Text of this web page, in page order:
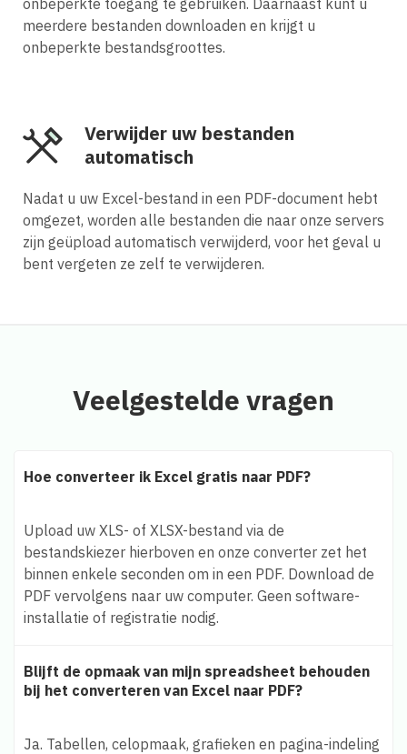
meerdere bestanden downloaden en krijgt u
onbeperkte bestandsgroottes.
Verwijder uw bestanden
automatisch
Nadat u uw Excel-bestand in een PDF-document hebt
omgezet, worden alle bestanden die naar onze servers
zijn geüpload automatisch verwijderd, voor het geval u
bent vergeten ze zelf te verwijderen.
Veelgestelde vragen
Hoe converteer ik Excel gratis naar PDF?
Upload uw XLS- of XLSX-bestand via de
bestandskiezer hierboven en onze converter zet het
binnen enkele seconden om in een PDF. Download de
PDF vervolgens naar uw computer. Geen software-
installatie of registratie nodig.
Blijft de opmaak van mijn spreadsheet behouden
bij het converteren van Excel naar PDF?
Ja. Tabellen, celopmaak, grafieken en pagina-indeling